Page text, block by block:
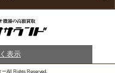
表示
All Rights Reserved.